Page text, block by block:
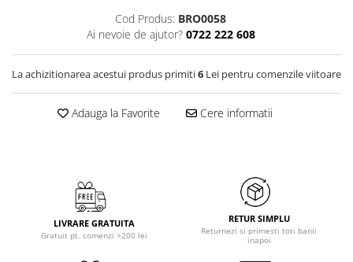
Cod Produs: BRO0058
Ai nevoie de ajutor? 0722 222 608
La achizitionarea acestui produs primiti6 Lei pentru comenzile viitoare
Adauga la Favorite Cere informatii
LIVRARE GRATUITA
Gratuit pt. comenzi >200 lei
RETUR SIMPLU
Returnezi si primesti toti banii
inapoi